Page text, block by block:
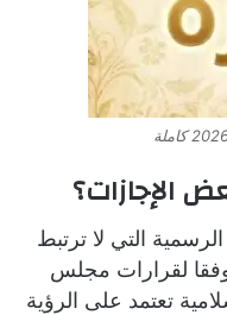
الإجازات؟
التي لا ترتبط
وفقا لقرارات مجلس
تعتمد على الرؤية